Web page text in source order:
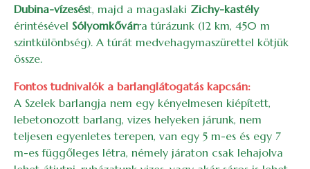
Dubina-vízesést, majd a magaslaki Zichy-kastély
érintésével Sólyomkővárra túrázunk (12 km, 450 m
szintkülönbség). A túrát medvehagymaszürettel kötjük
össze.
Fontos tudnivalók a barlanglátogatás kapcsán:
A Szelek barlangja nem egy kényelmesen kiépített,
lebetonozott barlang, vizes helyeken járunk, nem
teljesen egyenletes terepen, van egy 5 m-es és egy 7
m-es függőleges létra, némely járaton csak lehajolva